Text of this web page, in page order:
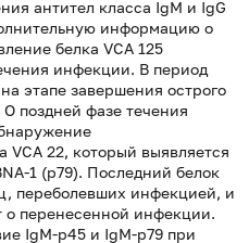
антител класса IgM и IgG
информацию о
белка VСА 125
инфекции. В период
этапе завершения острого
поздней фазе течения
VСА 22, который выявляется
1 (р79). Последний белок
переболевших инфекцией, и
о перенесенной инфекции.
IgM-р45 и IgM-p79 при